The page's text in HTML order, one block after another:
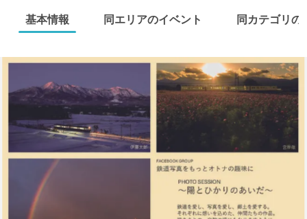
基本情報 同エリアのイベント 同カテゴリの